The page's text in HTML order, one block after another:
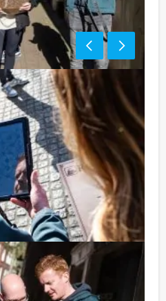
trekken om uw drankje af
persoon per uur (excl.
van het drankarrangement,
van bier, fris,
zo komt u ook achteraf
groepen:
aantal deelnemers voor
bent voor het minimale
gewoon voor minder